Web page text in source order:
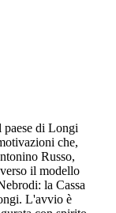
paese di Longi
che,
Russo,
il modello
la Cassa
L'avvio è